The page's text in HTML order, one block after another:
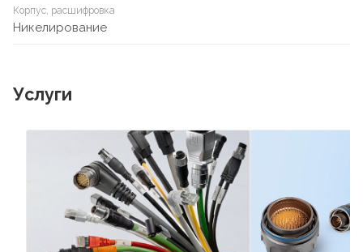
Корпус, расшифровка
Никелирование
Услуги